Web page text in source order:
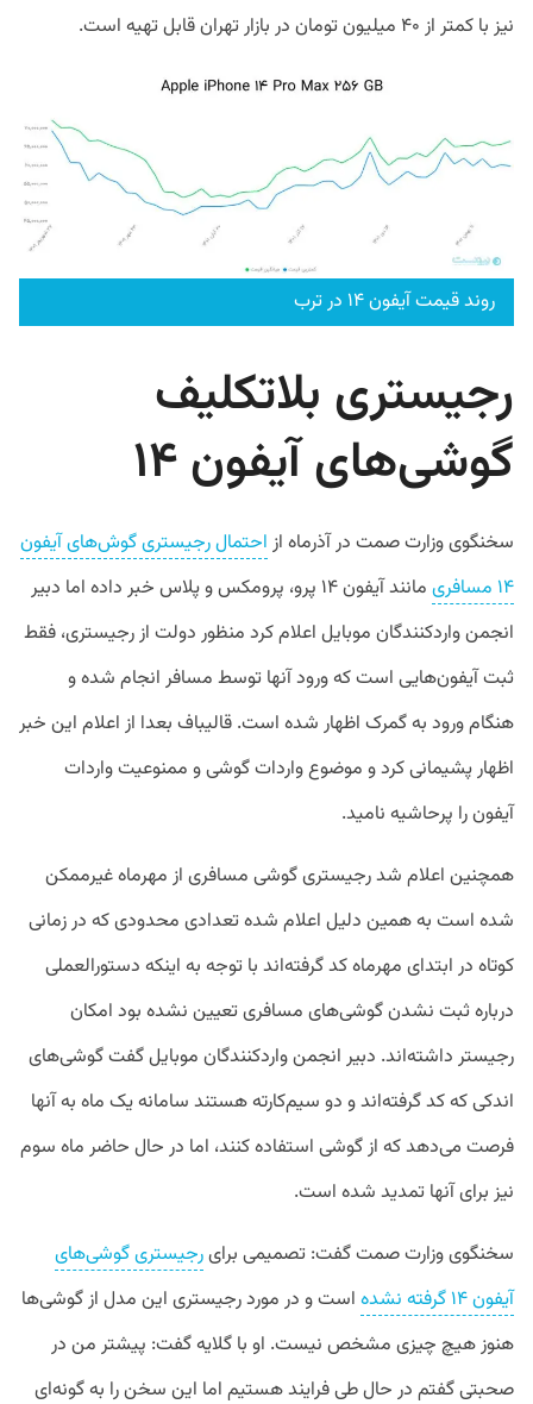
نیز با کمتر از ۴۰ میلیون تومان در بازار تهران قابل تهیه است.
روند قیمت آیفون ۱۴ در ترب
رجیستری بلاتکلیف
گوشی‌های آیفون ۱۴
سخنگوی وزارت صمت در آذرماه از احتمال رجیستری گوش‌های آیفون
۱۴ مسافری
مانند آیفون ۱۴ پرو، پرومکس و پلاس خبر داده اما دبیر
انجمن واردکنندگان موبایل اعلام کرد منظور دولت از رجیستری، فقط
ثبت آیفون‌هایی است که ورود آنها توسط مسافر انجام شده و
هنگام ورود به گمرک اظهار شده است. قالیباف بعدا از اعلام این خبر
اظهار پشیمانی کرد و موضوع واردات گوشی و ممنوعیت واردات
آیفون را پرحاشیه نامید.
همچنین اعلام شد رجیستری گوشی مسافری از مهرماه غیرممکن
شده است به همین دلیل اعلام شده تعدادی محدودی که در زمانی
کوتاه در ابتدای مهرماه کد گرفته‌اند با توجه به اینکه دستورالعملی
درباره ثبت نشدن گوشی‌های مسافری تعیین نشده بود امکان
رجیستر داشته‌اند. دبیر انجمن واردکنندگان موبایل گفت گوشی‌های
اندکی که کد گرفته‌اند و دو سیم‌کارته هستند سامانه یک ماه به آنها
فرصت می‌دهد که از گوشی استفاده کنند، اما در حال حاضر ماه سوم
نیز برای آنها تمدید شده است.
سخنگوی وزارت صمت گفت: تصمیمی برایرجیستری گوشی‌های
آیفون ۱۴ گرفته نشده
است و در مورد رجیستری این مدل از گوشی‌ها
هنوز هیچ چیزی مشخص نیست. او با گلایه گفت: پیشتر من در
صحبتی گفتم در حال طی فرایند هستیم اما این سخن را به گونه‌ای